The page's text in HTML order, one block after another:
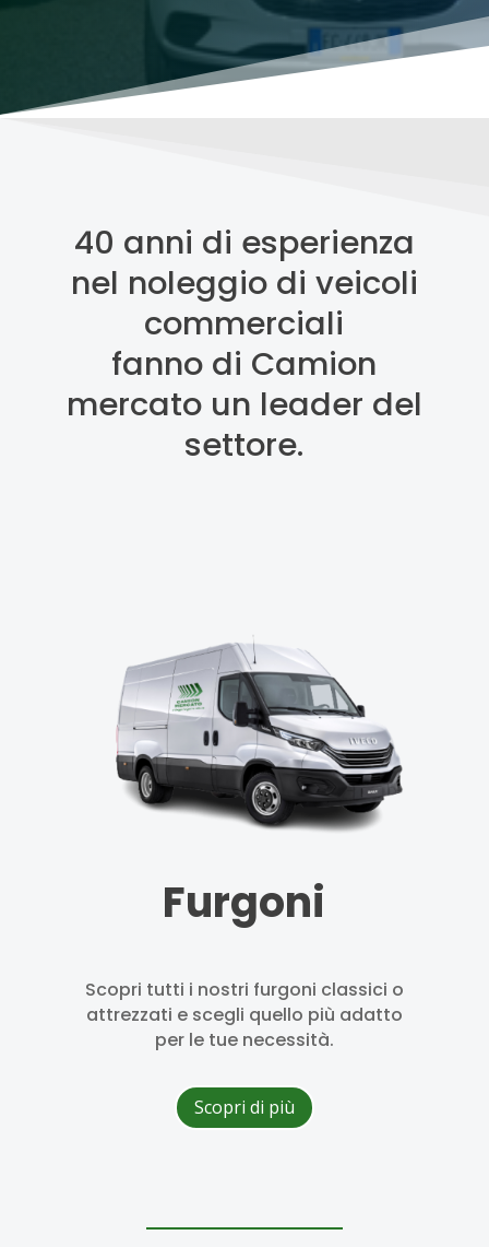
40 anni di esperienza
nel noleggio di veicoli
commerciali
fanno di Camion
mercato un leader del
settore.
Furgoni
Scopri tutti i nostri furgoni classici o
attrezzati e scegli quello più adatto
per le tue necessità.
Scopri di più